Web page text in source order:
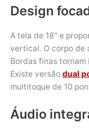
Design
A tela de 18″ e
vertical. O corpo de
Bordas finas tornam
Existe versão dual
multitoque de 10
Áudio